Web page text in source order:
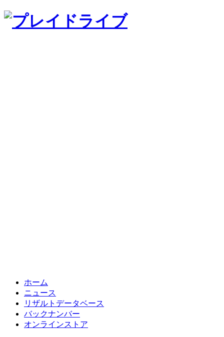
ホーム
ニュース
リザルトデータベース
バックナンバー
オンラインストア